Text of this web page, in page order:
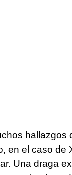
hallazgos
en el caso de
Una draga